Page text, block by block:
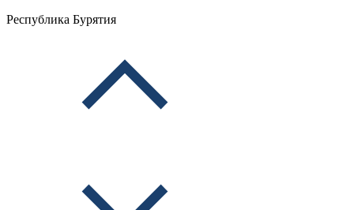
Республика Бурятия